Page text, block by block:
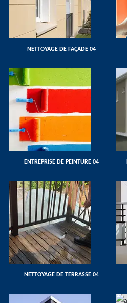
NETTOYAGE DE FAÇADE 04
ENTREPRISE DE PEINTURE 04
NETTOYAGE DE TERRASSE 04